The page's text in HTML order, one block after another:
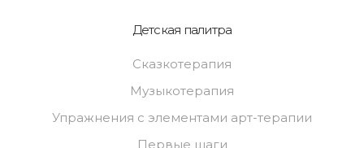
Детская палитра
Сказкотерапия
Музыкотерапия
Упражнения с элементами арт-терапии
Первые шаги